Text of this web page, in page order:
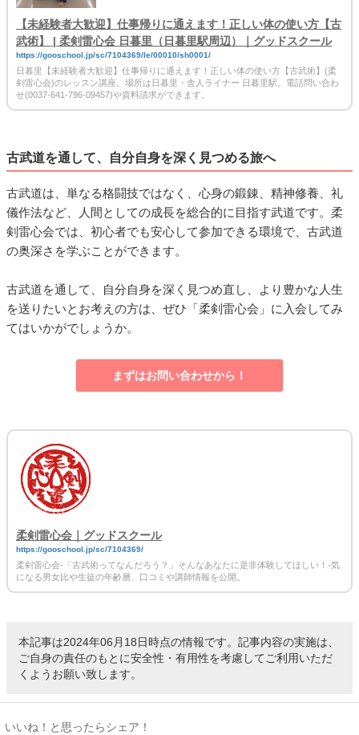
【未経験者大歓迎】仕事帰りに通えます！正しい体の使い方【古
武術】 | 柔剣雷心会 日暮里（日暮里駅周辺）｜グッドスクール
https://gooschool.jp/sc/7104369/le/00010/sh0001/
日暮里【未経験者大歓迎】仕事帰りに通えます！正しい体の使い方【古武術】(柔
剣雷心会)のレッスン講座。場所は日暮里・舎人ライナー 日暮里駅。電話問い合わ
せ(0037-641-796-09457)や資料請求ができます。
古武道を通して、自分自身を深く見つめる旅へ
古武道は、単なる格闘技ではなく、心身の鍛錬、精神修養、礼
儀作法など、人間としての成長を総合的に目指す武道です。柔
剣雷心会では、初心者でも安心して参加できる環境で、古武道
の奥深さを学ぶことができます。
古武道を通して、自分自身を深く見つめ直し、より豊かな人生
を送りたいとお考えの方は、ぜひ「柔剣雷心会」に入会してみ
てはいかがでしょうか。
まずはお問い合わせから！
柔剣雷心会｜グッドスクール
https://gooschool.jp/sc/7104369/
柔剣雷心会-「古武術ってなんだろう？」そんなあなたに是非体験してほしい！-気
になる男女比や生徒の年齢層、口コミや講師情報を公開。
本記事は2024年06月18日時点の情報です。記事内容の実施は、
ご自身の責任のもとに安全性・有用性を考慮してご利用いただ
くようお願い致します。
いいね！と思ったらシェア！